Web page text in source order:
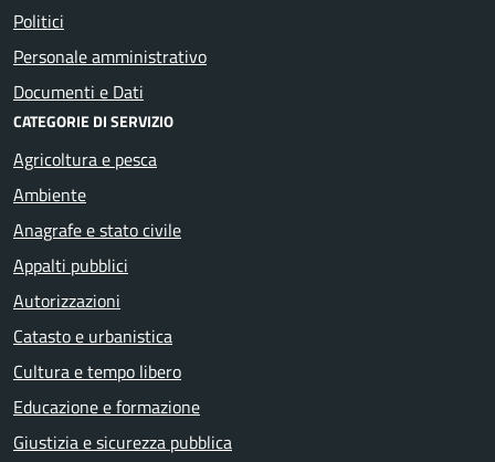
Politici
Personale amministrativo
Documenti e Dati
CATEGORIE DI SERVIZIO
Agricoltura e pesca
Ambiente
Anagrafe e stato civile
Appalti pubblici
Autorizzazioni
Catasto e urbanistica
Cultura e tempo libero
Educazione e formazione
Giustizia e sicurezza pubblica